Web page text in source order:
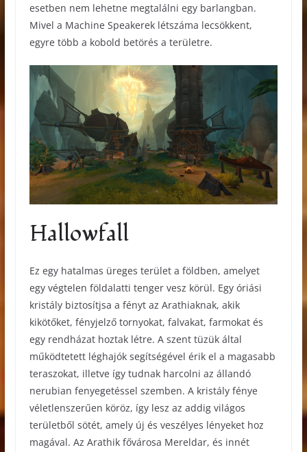
esetben nem lehetne megtalálni egy barlangban.
Mivel a Machine Speakerek létszáma lecsökkent,
egyre több a kobold betörés a területre.
Hallowfall
Ez egy hatalmas üreges terület a földben, amelyet
egy végtelen földalatti tenger vesz körül. Egy óriási
kristály biztosítjsa a fényt az Arathiaknak, akik
kikötőket, fényjelző tornyokat, falvakat, farmokat és
egy rendházat hoztak létre. A szent tüzük által
működtetett léghajók segítségével érik el a magasabb
teraszokat, illetve így tudnak harcolni az állandó
nerubian fenyegetéssel szemben. A kristály fénye
véletlenszerűen köröz, így lesz az addig világos
területből sötét, amely új és veszélyes lényeket hoz
magával. Az Arathik fővárosa Mereldar, és innét